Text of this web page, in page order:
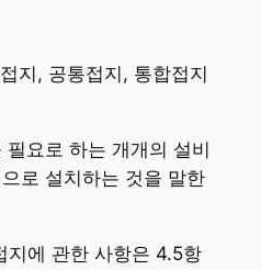
지, 공통접지, 통합접지
요로 하는 개개의 설비
로 설치하는 것을 말한
지에 관한 사항은 4.5항